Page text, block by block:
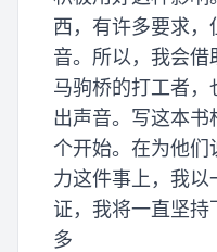
西，有许多要求，
音。所以，我会借
马驹桥的打工者，
出声音。写这本
个开始。在为他们
力这件事上，我
证，我将一直坚持
多